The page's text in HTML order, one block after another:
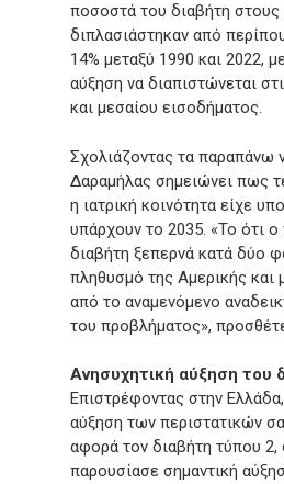
ποσοστά του διαβήτη στους
διπλασιάστηκαν από
14% μεταξύ 1990 και 2022,
αύξηση να διαπιστώνεται
και μεσαίου εισοδήματος.
Σχολιάζοντας τα παραπάνω
Δαραμήλας σημειώνει πως
η ιατρική κοινότητα είχε
υπάρχουν το 2035. «Το ότι
διαβήτη ξεπερνά κατά δύο
πληθυσμό της Αμερικής και
από το αναμενόμενο
του προβλήματος»,
Ανησυχητική αύξηση του
Επιστρέφοντας στην
αύξηση των περιστατικών
αφορά τον διαβήτη τύπου 2,
παρουσίασε σημαντική